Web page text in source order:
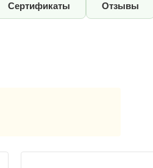
Сертификаты Отзывы